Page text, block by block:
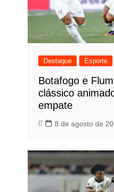
Destaque Esporte
Botafogo e
clássico
empate
8 de agosto de